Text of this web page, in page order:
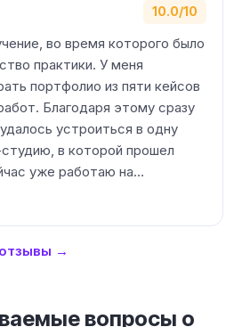
10.0/10
во время которого было
практики. У меня
портфолио из пяти кейсов
Благодаря этому сразу
устроиться в одну
в которой прошел
уже работаю на…
→
вопросы о